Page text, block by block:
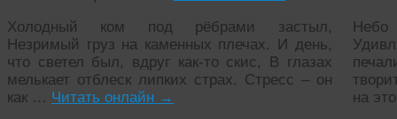
Холодный ком под рёбрами застыл,
Незримый груз на каменных плечах. И день,
что светел был, вдруг как-то скис, В глазах
мелькает отблеск липких страх. Стресс – он
как … Читать онлайн →
на